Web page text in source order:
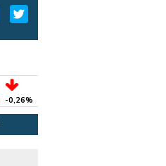
-0,26%